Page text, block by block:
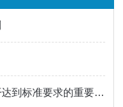
折断力测试仪是评判唇膏质量是否达到标准要求的重要检测指标